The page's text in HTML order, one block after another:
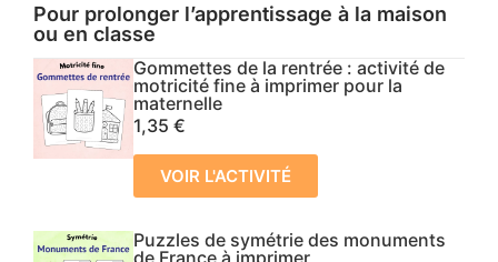
Pour prolonger l’apprentissage à la maison
ou en classe
Gommettes de la rentrée : activité de
motricité fine à imprimer pour la
maternelle
1,35 €
VOIR L'ACTIVITÉ
Puzzles de symétrie des monuments
de France à imprimer